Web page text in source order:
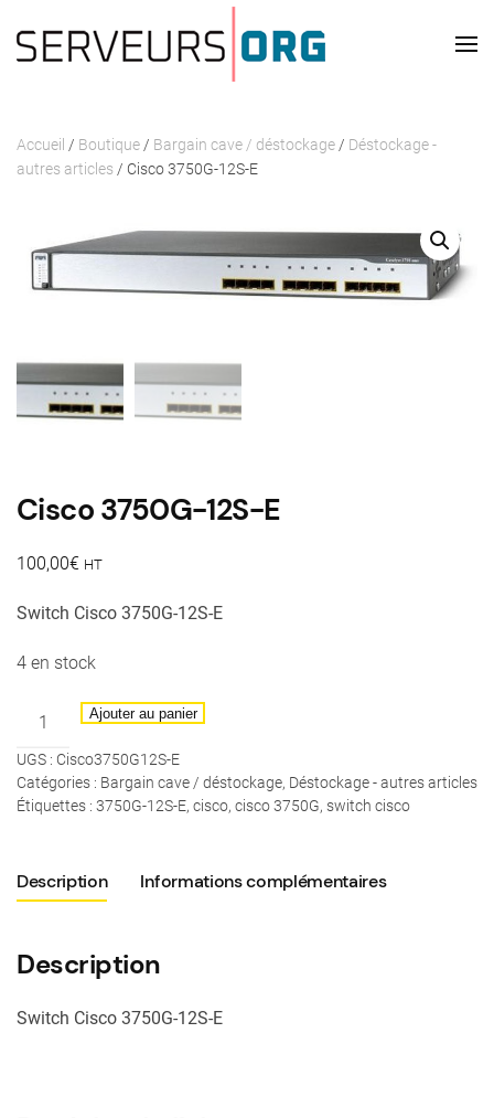
Passer au contenu principal
Accueil / Boutique / Bargain cave / déstockage / Déstockage -
autres articles / Cisco 3750G-12S-E
Cisco 3750G-12S-E
100,00€ HT
Switch Cisco 3750G-12S-E
4 en stock
quantité
Cisco
3750G-
12S-
Ajouter au panier
UGS : Cisco3750G12S-E
Catégories : Bargain cave / déstockage, Déstockage - autres articles
Étiquettes : 3750G-12S-E, cisco, cisco 3750G, switch cisco
Description Informations complémentaires
Description
Switch Cisco 3750G-12S-E